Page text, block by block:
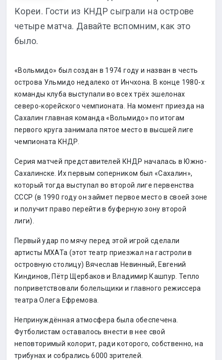
Кореи. Гости из КНДР сыграли на острове
четыре матча. Давайте вспомним, как это
было.
«Вольмидо» был создан в 1974 году и назван в честь
острова Ульмидо недалеко от Инчхона. В конце 1980-х
команды клуба выступали во всех трёх эшелонах
северо-корейского чемпионата. На момент приезда на
Сахалин главная команда «Вольмидо» по итогам
первого круга занимала пятое место в высшей лиге
чемпионата КНДР.
Серия матчей представителей КНДР началась в Южно-
Сахалинске. Их первым соперником был «Сахалин»,
который тогда выступал во второй лиге первенства
СССР (в 1990 году он займет первое место в своей зоне
и получит право перейти в буферную зону второй
лиги).
Первый удар по мячу перед этой игрой сделали
артисты МХАТа (этот театр приезжал на гастроли в
островную столицу) Вячеслав Невинный, Евгений
Киндинов, Пётр Щербаков и Владимир Кашпур. Тепло
поприветствовали болельщики и главного режиссера
театра Олега Ефремова.
Непринуждённая атмосфера была обеспечена.
Футболистам оставалось внести в нее свой
неповторимый колорит, ради которого, собственно, на
трибунах и собрались 6000 зрителей.